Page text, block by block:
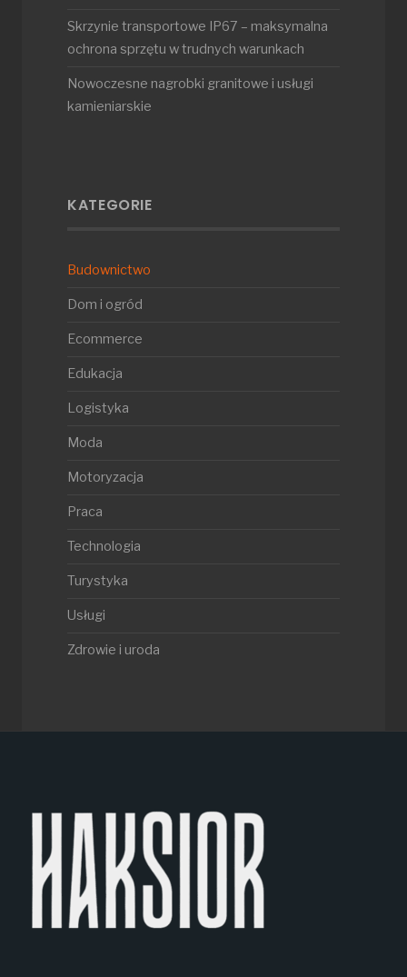
Skrzynie transportowe IP67 – maksymalna
ochrona sprzętu w trudnych warunkach
Nowoczesne nagrobki granitowe i usługi
kamieniarskie
KATEGORIE
Budownictwo
Dom i ogród
Ecommerce
Edukacja
Logistyka
Moda
Motoryzacja
Praca
Technologia
Turystyka
Usługi
Zdrowie i uroda